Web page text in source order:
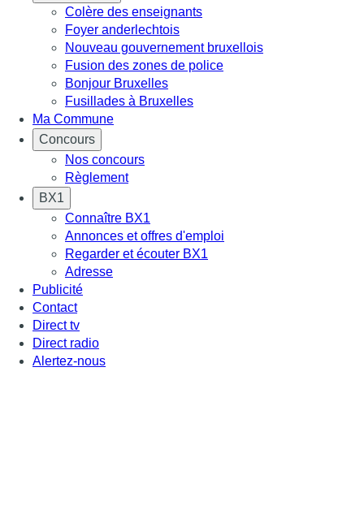
Colère des enseignants
Foyer anderlechtois
Nouveau gouvernement bruxellois
Fusion des zones de police
Bonjour Bruxelles
Fusillades à Bruxelles
Ma Commune
Concours
Nos concours
Règlement
BX1
Connaître BX1
Annonces et offres d'emploi
Regarder et écouter BX1
Adresse
Publicité
Contact
Direct tv
Direct radio
Alertez-nous